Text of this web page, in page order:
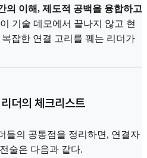
의 이해, 제도적 공백을 융합하고
기술 데모에서 끝나지 않고 현
잡한 연결 고리를 꿰는 리더가
더의 체크리스트
들의 공통점을 정리하면, 연결자
술은 다음과 같다.